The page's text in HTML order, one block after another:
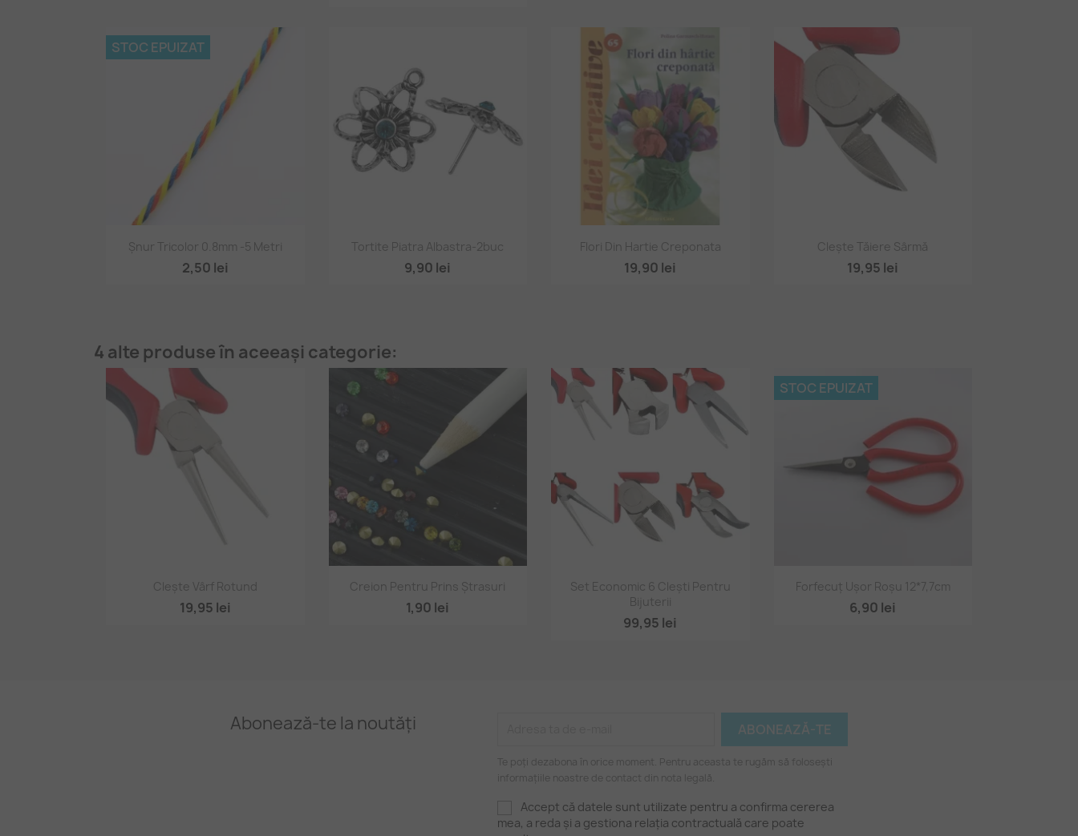
 Vizualizare rapidă
Șnur Tricolor 0.8mm -5 Metri
2,50 lei
STOC EPUIZAT
Vizualizare rapidă
Tortite Piatra Albastra-2buc
9,90 lei
 Vizualizare rapidă
Flori Din Hartie Creponata
19,90 lei
 Vizualizare rapidă
Clește Tăiere Sârmă
19,95 lei
4 alte produse în aceeași categorie:
Vizualizare rapidă
Clește Vârf Rotund
19,95 lei
Vizualizare rapidă
Creion Pentru Prins Ștrasuri
1,90 lei
Vizualizare rapidă
Set Economic 6 Clești Pentru
Bijuterii
99,95 lei
Vizualizare rapidă
Forfecuț Ușor Roșu 12*7,7cm
6,90 lei
STOC EPUIZAT
Abonează-te la noutăți
Te poți dezabona în orice moment. Pentru aceasta te rugăm să folosești
informațiile noastre de contact din nota legală.
Accept că datele sunt utilizate pentru a confirma cererea
mea, a reda și a gestiona relația contractuală care poate